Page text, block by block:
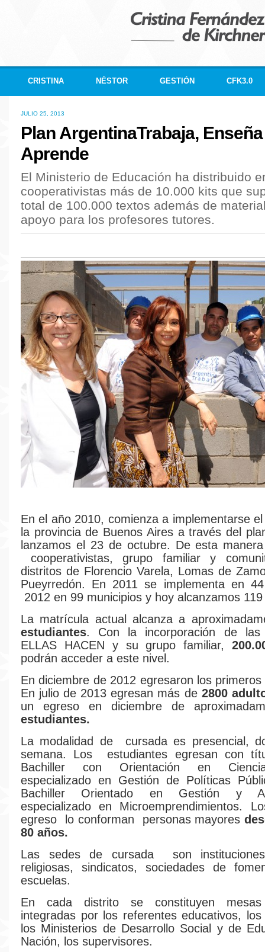
CRISTINA NÉSTOR GESTIÓN CFK3.0
JULIO 25, 2013
Plan ArgentinaTrabaja,
Aprende
El Ministerio de Educación ha distribuido
cooperativistas más de 10.000 kits que
total de 100.000 textos además de
apoyo para los profesores tutores.
En el año 2010, comienza a implementarse
la provincia de Buenos Aires a través del
lanzamos el 23 de octubre. De esta
cooperativistas, grupo familiar y
distritos de Florencio Varela, Lomas de
Pueyrredón. En 2011 se implementa en
2012 en 99 municipios y hoy alcanzamos
La matrícula actual alcanza a
estudiantes. Con la incorporación de las
ELLAS HACEN y su grupo familiar,
podrán acceder a este nivel.
En diciembre de 2012 egresaron los primeros
En julio de 2013 egresan más de 2800
un egreso en diciembre de
estudiantes.
La modalidad de cursada es presencial,
semana. Los estudiantes egresan con
Bachiller con Orientación en
especializado en Gestión de Políticas
Bachiller Orientado en Gestión y
especializado en Microemprendimientos.
egreso lo conforman personas mayores
80 años.
Las sedes de cursada son instituciones
religiosas, sindicatos, sociedades de
escuelas.
En cada distrito se constituyen
integradas por los referentes educativos,
los Ministerios de Desarrollo Social y de
Nación, los supervisores.